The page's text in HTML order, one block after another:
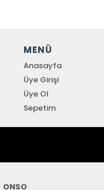
MENÜ
Anasayfa
Üye Girişi
Üye Ol
Sepetim
ONSO